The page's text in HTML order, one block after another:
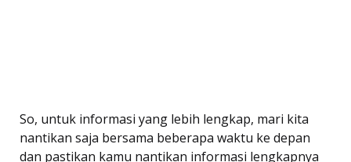
So, untuk informasi yang lebih lengkap, mari kita
nantikan saja bersama beberapa waktu ke depan
dan pastikan kamu nantikan informasi lengkapnya